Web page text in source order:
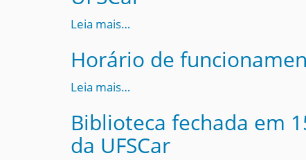
Leia mais…
Horário de
Leia mais…
Biblioteca fechada em
da UFSCar